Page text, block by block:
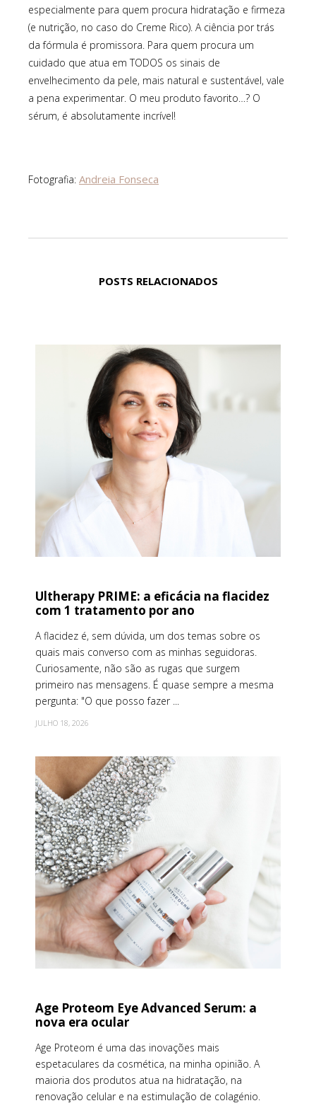
especialmente para quem procura hidratação e firmeza
(e nutrição, no caso do Creme Rico). A ciência por trás
da fórmula é promissora. Para quem procura um
cuidado que atua em TODOS os sinais de
envelhecimento da pele, mais natural e sustentável, vale
a pena experimentar. O meu produto favorito…? O
sérum, é absolutamente incrível!
Fotografia: Andreia Fonseca
POSTS RELACIONADOS
Ultherapy PRIME: a eficácia na flacidez
com 1 tratamento por ano
A flacidez é, sem dúvida, um dos temas sobre os
quais mais converso com as minhas seguidoras.
Curiosamente, não são as rugas que surgem
primeiro nas mensagens. É quase sempre a mesma
pergunta: "O que posso fazer ...
JULHO 18, 2026
Age Proteom Eye Advanced Serum: a
nova era ocular
Age Proteom é uma das inovações mais
espetaculares da cosmética, na minha opinião. A
maioria dos produtos atua na hidratação, na
renovação celular e na estimulação de colagénio.